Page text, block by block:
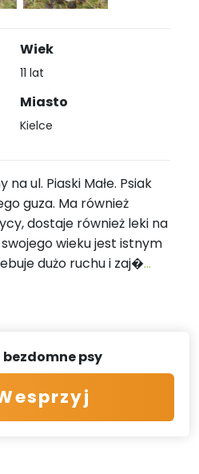
Wiek
11 lat
Miasto
Kielce
na ul. Piaski Małe. Psiak
guza. Ma również
dostaje również leki na
wieku jest istnym
dużo ruchu i zaj�...
psy